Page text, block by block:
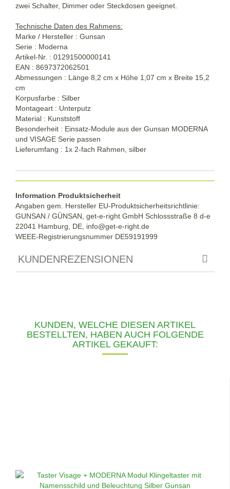
zwei Schalter, Dimmer oder Steckdosen geeignet.
Technische Daten des Rahmens:
Marke / Hersteller : Gunsan
Serie : Moderna
Artikel-Nr. : 01291500000141
EAN : 8697372062501
Abmessungen : Länge 8,2 cm x Höhe 1,07 cm x Breite 15,2
cm
Korpusfarbe : Silber
Montageart : Unterputz
Material : Kunststoff
Besonderheit : Einsatz-Module aus der Gunsan MODERNA
und VISAGE Serie passen
Lieferumfang : 1x 2-fach Rahmen, silber
Information Produktsicherheit
Angaben gem. Hersteller EU-Produktsicherheitsrichtlinie:
GUNSAN / GÜNSAN, get-e-right GmbH Schlossstraße 8 d-e
22041 Hamburg, DE, info@get-e-right.de
WEEE-Registrierungsnummer DE59191999
KUNDENREZENSIONEN
KUNDEN, WELCHE DIESEN ARTIKEL
BESTELLTEN, HABEN AUCH FOLGENDE
ARTIKEL GEKAUFT: